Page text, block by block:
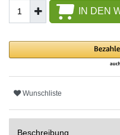
IN DEN
Wunschliste
Beschreibung